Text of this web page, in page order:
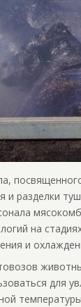
и разделки
на
и
для